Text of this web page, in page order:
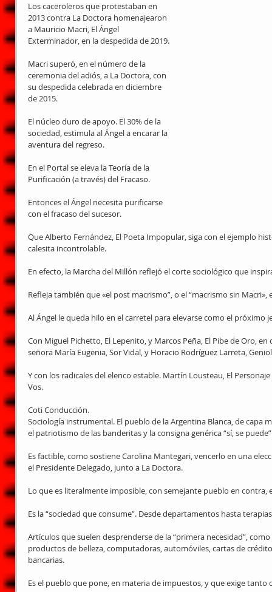
Los caceroleros que protestaban en
2013 contra La Doctora homenajearon
a Mauricio Macri, El Ángel
Exterminador, en la despedida de 2019.
Macri superó, en el número de la
ceremonia del adiós, a La Doctora, con
su despedida celebrada en diciembre
de 2015.
El núcleo duro de apoyo. El 30% de la
sociedad, estimula al Ángel a encarar la
aventura del regreso.
En el Portal se eleva la Teoría de la
Purificación (a través) del Fracaso.
Entonces el Ángel necesita purificarse
con el fracaso del sucesor.
Que Alberto Fernández, El Poeta Impopular, siga con el ejemplo
calesita incontrolable.
En efecto, la Marcha del Millón reflejó el corte sociológico que
Refleja también que «el post macrismo”, o el “macrismo sin Macri»,
Al Ángel le queda hilo en el carretel para elevarse como el próximo
Con Miguel Pichetto, El Lepenito, y Marcos Peña, El Pibe de Oro,
señora María Eugenia, Sor Vidal, y Horacio Rodríguez Larreta,
Y con los radicales del elenco estable. Martín Lousteau, El
Vos.
Coti Conducción.
Sociología instrumental. El pueblo de la Argentina Blanca, de capa
el patriotismo de las banderitas y la consigna genérica “sí, se
Es factible, como sostiene Carolina Mantegari, vencerlo en una
el Presidente Delegado, junto a La Doctora.
Lo que es literalmente imposible, con semejante pueblo en contra,
Es la “sociedad que consume”. Desde departamentos hasta
Artículos que suelen desprenderse de la “primera necesidad”,
productos de belleza, computadoras, automóviles, cartas de
bancarias.
Es el pueblo que pone, en materia de impuestos, y que exige tanto